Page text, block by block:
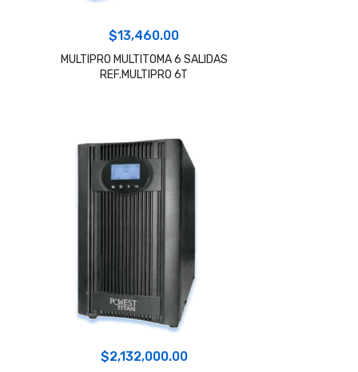
$13,460.00
MULTIPRO MULTITOMA 6 SALIDAS
REF.MULTIPRO 6T
$2,132,000.00